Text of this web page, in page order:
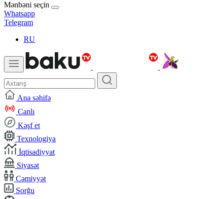
Mənbəni seçin
Whatsapp
Telegram
RU
Ana səhifə
Canlı
Kəşf et
Texnologiya
İqtisadiyyat
Siyasət
Cəmiyyət
Sorğu